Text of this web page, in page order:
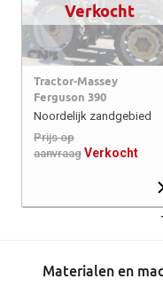
Verkocht
Tractor-Massey
Ferguson 390
Noordelijk zandgebied
Prijs op
aanvraag Verkocht
Materialen en